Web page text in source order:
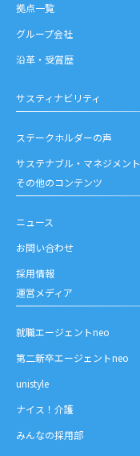
拠点一覧
グループ会社
沿革・受賞歴
サスティナビリティ
ステークホルダーの声
サステナブル・マネジメント
その他のコンテンツ
ニュース
お問い合わせ
採用情報
運営メディア
就職エージェントneo
第二新卒エージェントneo
unistyle
ナイス！介護
みんなの採用部